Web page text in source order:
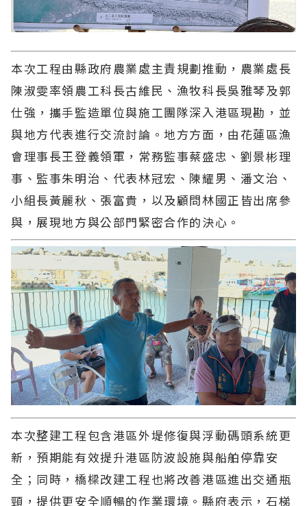
本次工程由縣政府農業處主責規劃推動，農業處長
陳淑雯率領農工科長古維民、漁牧科長吳雅琴及郭
仕強，攜手監造單位與施工團隊深入港區現勘，並
與地方代表進行交流討論。地方方面，由花蓮區漁
會理事長王登義領軍，常務監事蔡盛忠、劉景彬理
事、監事朱明治、代表林冠宏、陳耀男、潘文治、
小組長黃麗秋、張富貴，以及顧問林國正皆出席參
與，展現地方與公部門緊密合作的決心。
本次整建工程包含港區外堤修復與浮動碼頭系統更
新，預期能有效提升港區防波設施與船舶停靠安
全；同時，橋樑改建工程也將改善港區進出交通瓶
頸，提供更安全順暢的作業環境。縣府表示，石梯